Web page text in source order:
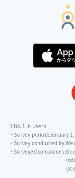
※No.1 in Users
・Survey period:January
・Survey conducted by:
・Surveyed companies:8